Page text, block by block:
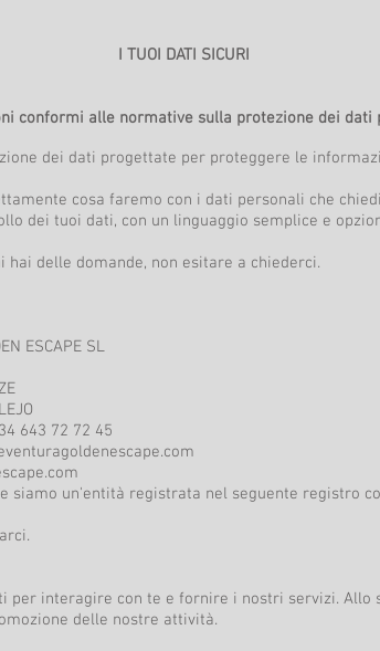
I TUOI DATI SICURI
conformi alle normative sulla protezione dei dati
dei dati progettate per proteggere le
cosa faremo con i dati personali che
dei tuoi dati, con un linguaggio semplice e
delle domande, non esitare a chiederci.
ESCAPE SL
643 72 72 45
siamo un'entità registrata nel seguente registro
interagire con te e fornire i nostri servizi. Allo
delle nostre attività.